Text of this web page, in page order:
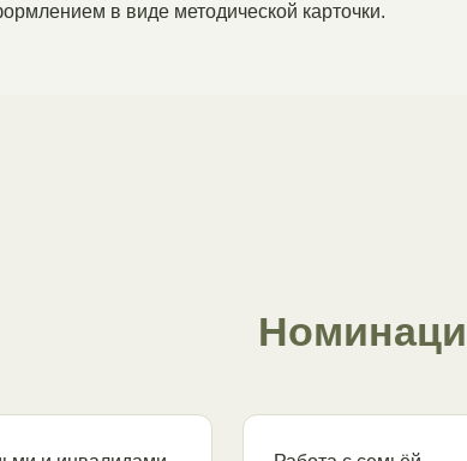
в виде методической карточки.